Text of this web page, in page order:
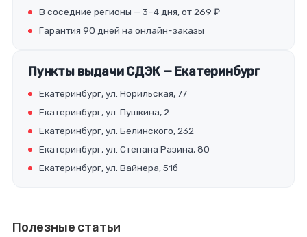
В соседние регионы — 3–4 дня, от 269 ₽
Гарантия 90 дней на онлайн-заказы
Пункты выдачи СДЭК — Екатеринбург
Екатеринбург, ул. Норильская, 77
Екатеринбург, ул. Пушкина, 2
Екатеринбург, ул. Белинского, 232
Екатеринбург, ул. Степана Разина, 80
Екатеринбург, ул. Вайнера, 51б
Полезные статьи